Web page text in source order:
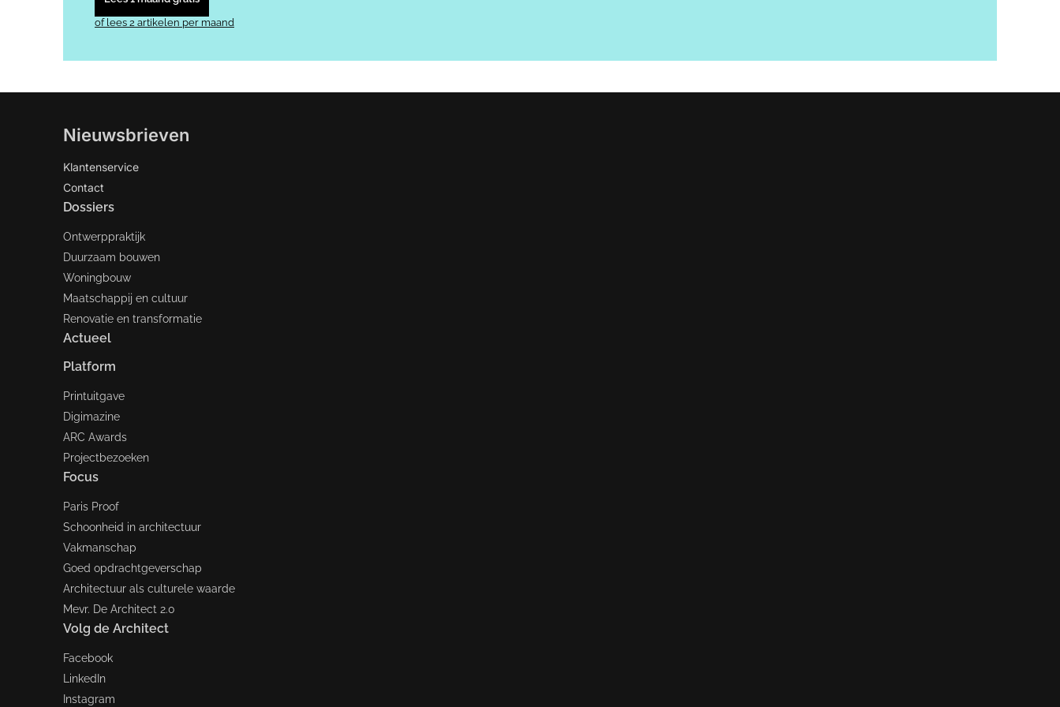
of lees 2 artikelen per maand
Nieuwsbrieven
Klantenservice
Contact
Dossiers
Ontwerppraktijk
Duurzaam bouwen
Woningbouw
Maatschappij en cultuur
Renovatie en transformatie
Actueel
Platform
Printuitgave
Digimazine
ARC Awards
Projectbezoeken
Focus
Paris Proof
Schoonheid in architectuur
Vakmanschap
Goed opdrachtgeverschap
Architectuur als culturele waarde
Mevr. De Architect 2.0
Volg de Architect
Facebook
LinkedIn
Instagram